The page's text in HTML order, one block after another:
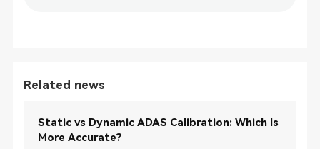
Related news
Static vs Dynamic ADAS Calibration: Which Is
More Accurate?